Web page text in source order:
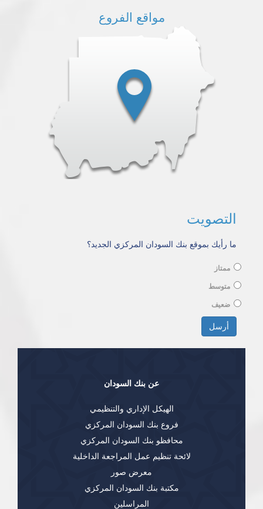
مواقع الفروع
التصويت
ما رأيك بموقع بنك السودان المركزي الجديد؟
ممتاز
متوسط
ضعيف
الخيارات
أرسل
عن بنك السودان
الهيكل الإداري والتنظيمي
فروع بنك السودان المركزي
محافظو بنك السودان المركزي
لائحة تنظيم عمل المراجعة الداخلية
معرض صور
مكتبة بنك السودان المركزي
المراسلين